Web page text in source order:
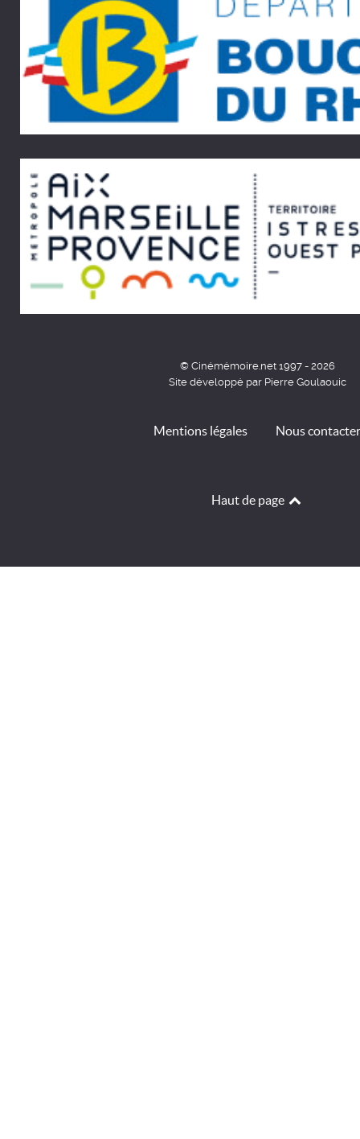
© Cinémémoire.net 1997 - 2026
Site développé par Pierre Goulaouic
Mentions légales Nous contacter
Haut de page